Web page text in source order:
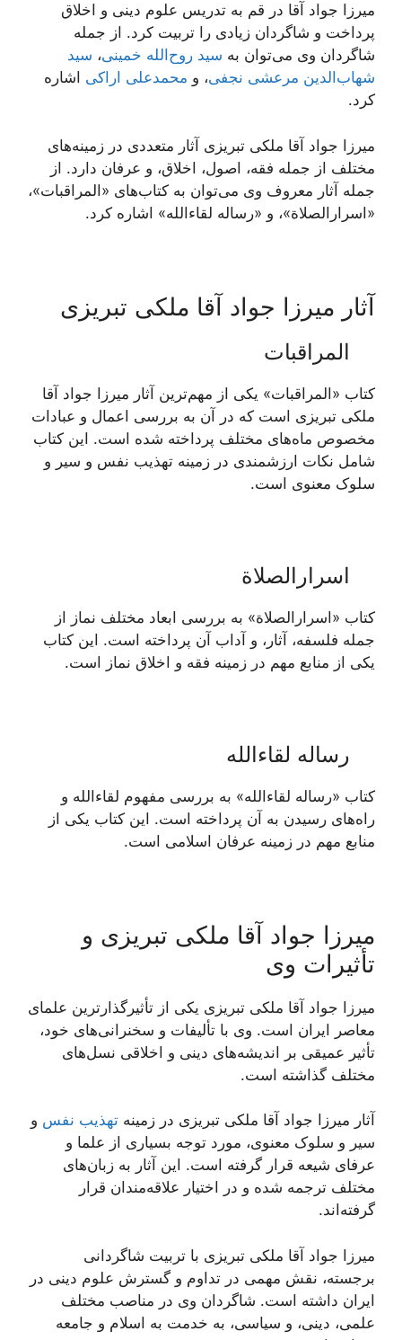
میرزا جواد آقا در قم به تدریس علوم دینی و اخلاق
پرداخت و شاگردان زیادی را تربیت کرد. از جمله
شاگردان وی می‌توان به سید روح‌الله خمینی، سید
شهاب‌الدین مرعشی نجفی، و محمدعلی اراکی اشاره
کرد.
میرزا جواد آقا ملکی تبریزی آثار متعددی در زمینه‌های
مختلف از جمله فقه، اصول، اخلاق، و عرفان دارد. از
جمله آثار معروف وی می‌توان به کتاب‌های «المراقبات»،
«اسرارالصلاة»، و «رساله لقاءالله» اشاره کرد.
آثار میرزا جواد آقا ملکی تبریزی
المراقبات
کتاب «المراقبات» یکی از مهم‌ترین آثار میرزا جواد آقا
ملکی تبریزی است که در آن به بررسی اعمال و عبادات
مخصوص ماه‌های مختلف پرداخته شده است. این کتاب
شامل نکات ارزشمندی در زمینه تهذیب نفس و سیر و
سلوک معنوی است.
اسرارالصلاة
کتاب «اسرارالصلاة» به بررسی ابعاد مختلف نماز از
جمله فلسفه، آثار، و آداب آن پرداخته است. این کتاب
یکی از منابع مهم در زمینه فقه و اخلاق نماز است.
رساله لقاءالله
کتاب «رساله لقاءالله» به بررسی مفهوم لقاءالله و
راه‌های رسیدن به آن پرداخته است. این کتاب یکی از
منابع مهم در زمینه عرفان اسلامی است.
میرزا جواد آقا ملکی تبریزی و
تأثیرات وی
میرزا جواد آقا ملکی تبریزی یکی از تأثیرگذارترین علمای
معاصر ایران است. وی با تألیفات و سخنرانی‌های خود،
تأثیر عمیقی بر اندیشه‌های دینی و اخلاقی نسل‌های
مختلف گذاشته است.
آثار میرزا جواد آقا ملکی تبریزی در زمینه تهذیب نفس و
سیر و سلوک معنوی، مورد توجه بسیاری از علما و
عرفای شیعه قرار گرفته است. این آثار به زبان‌های
مختلف ترجمه شده و در اختیار علاقه‌مندان قرار
گرفته‌اند.
میرزا جواد آقا ملکی تبریزی با تربیت شاگردانی
برجسته، نقش مهمی در تداوم و گسترش علوم دینی در
ایران داشته است. شاگردان وی در مناصب مختلف
علمی، دینی، و سیاسی، به خدمت به اسلام و جامعه